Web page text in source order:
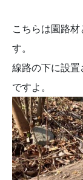
こちらは園路
す。
線路の下に設
ですよ。